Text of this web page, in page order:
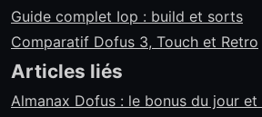
Guide complet Iop : build et sorts
Comparatif Dofus 3, Touch et Retro
Articles liés
Almanax Dofus : le bonus du jour